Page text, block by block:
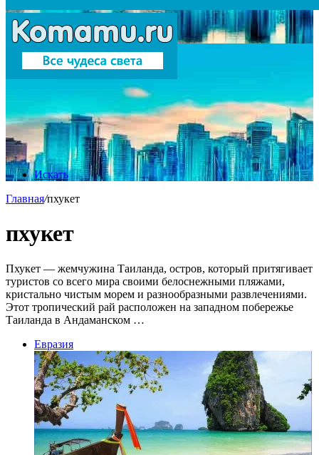
Искать
Главная/пхукет
пхукет
Пхукет — жемчужина Таиланда, остров, который притягивает
туристов со всего мира своими белоснежными пляжами,
кристально чистым морем и разнообразными развлечениями.
Этот тропический рай расположен на западном побережье
Таиланда в Андаманском …
Евразия